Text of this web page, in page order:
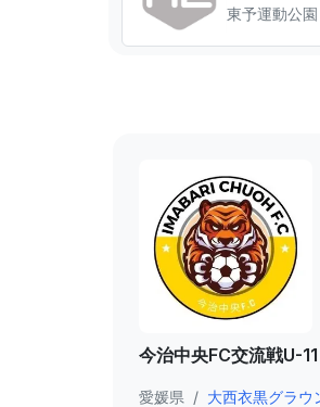
東予運動公
今治中央FC交流戦U-11
愛媛県 / 大西衣黒グラウ